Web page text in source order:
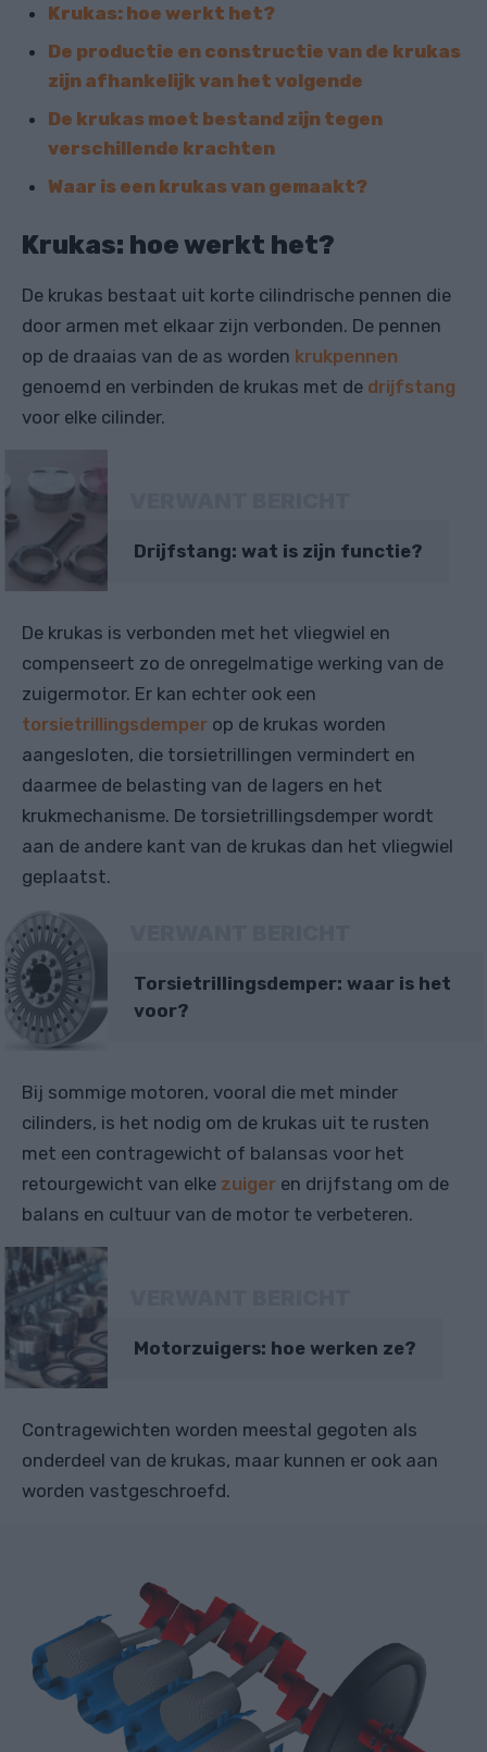
Krukas: hoe werkt het?
De productie en constructie van de krukas
zijn afhankelijk van het volgende
De krukas moet bestand zijn tegen
verschillende krachten
Waar is een krukas van gemaakt?
Krukas: hoe werkt het?
De krukas bestaat uit korte cilindrische pennen die
door armen met elkaar zijn verbonden. De pennen
op de draaias van de as worden krukpennen
genoemd en verbinden de krukas met de drijfstang
voor elke cilinder.
Drijfstang: wat is zijn functie?
De krukas is verbonden met het vliegwiel en
compenseert zo de onregelmatige werking van de
zuigermotor. Er kan echter ook een
torsietrillingsdemper op de krukas worden
aangesloten, die torsietrillingen vermindert en
daarmee de belasting van de lagers en het
krukmechanisme. De torsietrillingsdemper wordt
aan de andere kant van de krukas dan het vliegwiel
geplaatst.
Torsietrillingsdemper: waar is het
voor?
Bij sommige motoren, vooral die met minder
cilinders, is het nodig om de krukas uit te rusten
met een contragewicht of balansas voor het
retourgewicht van elke zuiger en drijfstang om de
balans en cultuur van de motor te verbeteren.
Motorzuigers: hoe werken ze?
Contragewichten worden meestal gegoten als
onderdeel van de krukas, maar kunnen er ook aan
worden vastgeschroefd.